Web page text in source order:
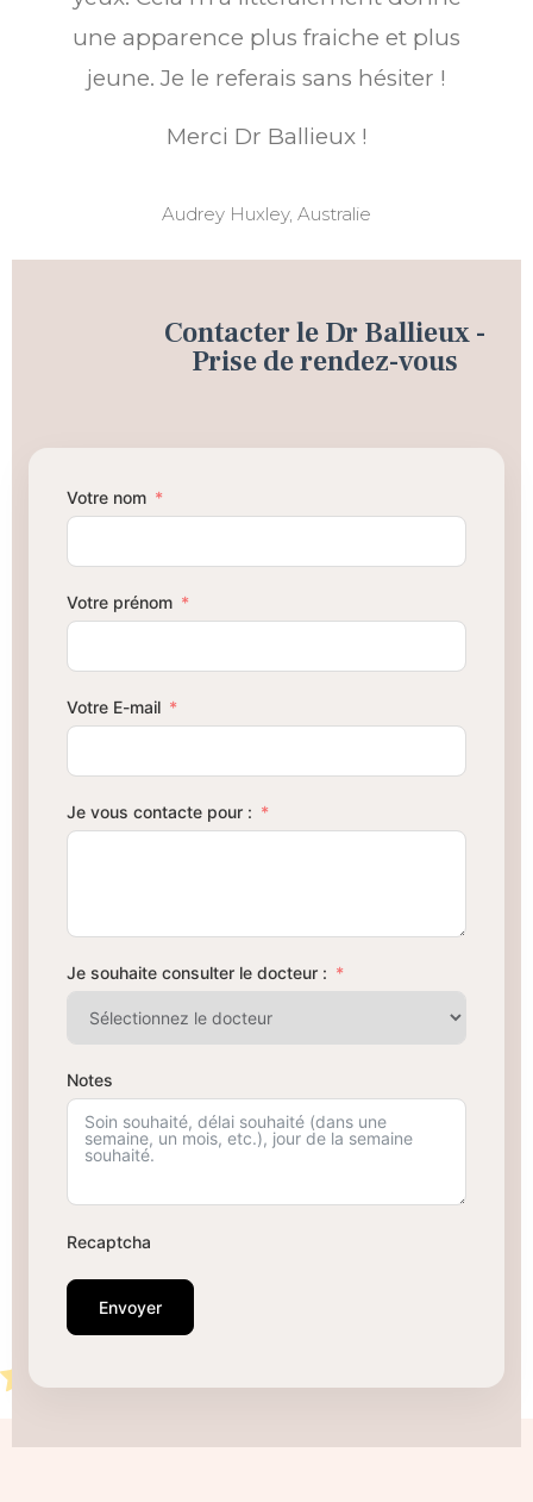
une apparence plus fraiche et plus
jeune. Je le referais sans hésiter !
Merci Dr Ballieux !
Audrey Huxley, Australie
Contacter le Dr Ballieux -
Prise de rendez-vous
Votre nom
Votre prénom
Votre E-mail
Je vous contacte pour :
Je souhaite consulter le docteur :
Notes
Recaptcha
Envoyer